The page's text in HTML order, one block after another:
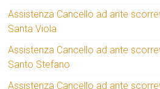
Assistenza Cancello ad ante
Santa Viola
Assistenza Cancello ad ante
Santo Stefano
Assistenza Cancello ad ante